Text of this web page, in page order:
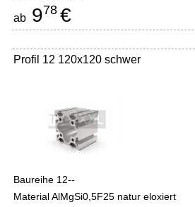
ab 978 €
Profil 12 120x120 schwer
Baureihe 12--
Material AlMgSi0,5F25 natur eloxiert